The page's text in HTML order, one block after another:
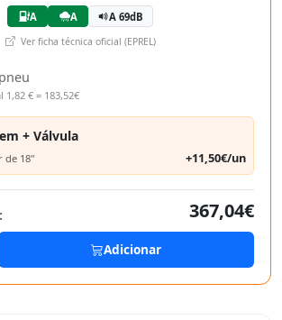
A A A 69dB
Ver ficha técnica oficial (EPREL)
€ = 183,52€
+ Válvula
de 18" +11,50€/un
367,04€
Adicionar